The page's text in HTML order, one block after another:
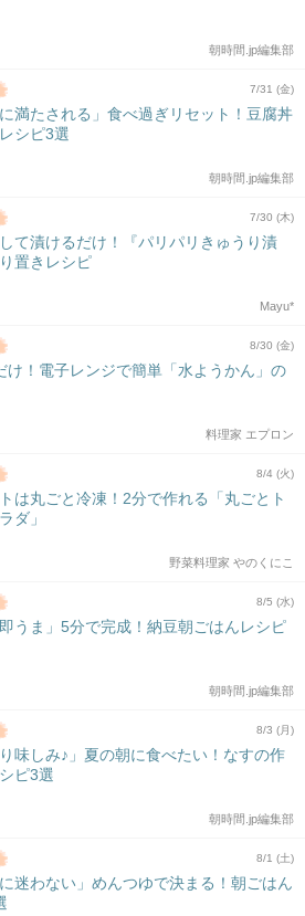
朝時間.jp編集部
7/31 (金)
に満たされる」食べ過ぎリセット！豆腐丼
シピ3選
朝時間.jp編集部
7/30 (木)
て漬けるだけ！『パリパリきゅうり漬
置きレシピ
Mayu*
8/30 (金)
け！電子レンジで簡単「水ようかん」の
料理家 エプロン
8/4 (火)
は丸ごと冷凍！2分で作れる「丸ごとト
ダ」
野菜料理家 やのくにこ
8/5 (水)
即うま」5分で完成！納豆朝ごはんレシピ
朝時間.jp編集部
8/3 (月)
り味しみ♪」夏の朝に食べたい！なすの作
ピ3選
朝時間.jp編集部
8/1 (土)
に迷わない」めんつゆで決まる！朝ごはん